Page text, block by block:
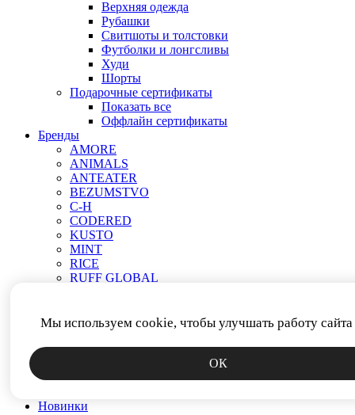
Мы используем cookie, чтобы улучшать работу сайта
ОК
Верхняя одежда
Рубашки
Свитшоты и толстовки
Футболки и лонгсливы
Худи
Шорты
Подарочные сертификаты
Показать все
Оффлайн сертификаты
Бренды
AMORE
ANIMALS
ANTEATER
BEZUMSTVO
C-H
CODERED
KUSTO
MINT
RICE
RUFF GLOBAL
МЕЧ
РОДИНА
ФИТИЛЬ
Новинки